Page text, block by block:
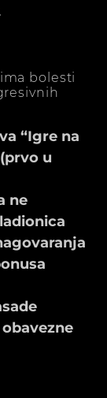
bolesti
“Igre na
u
ne